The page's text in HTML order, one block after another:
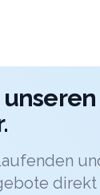
der Planung
unseren
und
nächsten Tag.
Hochzeitsfeier
direkt